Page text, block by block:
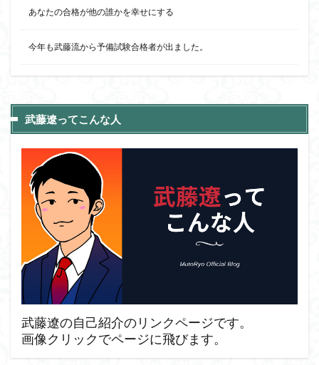
あなたの合格が他の誰かを幸せにする
今年も武藤流から予備試験合格者が出ました。
武藤遼ってこんな人
武藤遼の自己紹介のリンクページです。
画像クリックでページに飛びます。